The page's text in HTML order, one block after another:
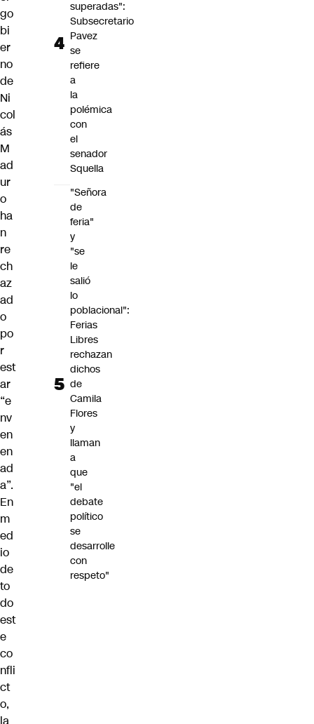
go
bi
er
no
de
Ni
col
ás
M
ad
ur
o
ha
n
re
ch
az
ad
o
po
r
est
ar
“e
nv
en
en
ad
a”.
En
m
ed
io
de
to
do
est
e
co
nfli
ct
o,
la
superadas":
Subsecretario
Pavez
se
refiere
a
la
polémica
con
el
senador
Squella
"Señora
de
feria"
y
"se
le
salió
lo
poblacional":
Ferias
Libres
rechazan
dichos
de
Camila
Flores
y
llaman
a
que
"el
debate
político
se
desarrolle
con
respeto"